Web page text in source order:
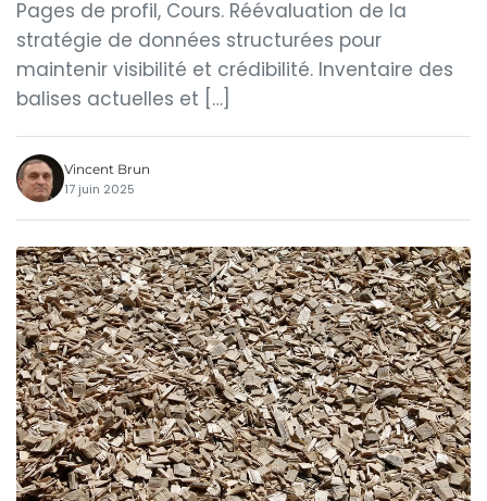
Pages de profil, Cours. Réévaluation de la
stratégie de données structurées pour
maintenir visibilité et crédibilité. Inventaire des
balises actuelles et […]
Vincent Brun
17 juin 2025